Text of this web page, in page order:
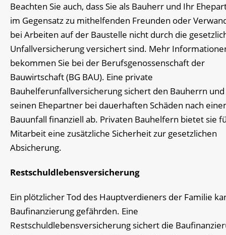
Beachten Sie auch, dass Sie als Bauherr und Ihr
im Gegensatz zu mithelfenden Freunden oder
bei Arbeiten auf der Baustelle nicht durch die
Unfallversicherung versichert sind. Mehr
bekommen Sie bei der Berufsgenossenschaft der
Bauwirtschaft (BG BAU). Eine private
Bauhelferunfallversicherung sichert den Bauherrn und
seinen Ehepartner bei dauerhaften Schäden nach
Bauunfall finanziell ab. Privaten Bauhelfern bietet sie
Mitarbeit eine zusätzliche Sicherheit zur gesetzlichen
Absicherung.
Restschuldlebensversicherung
Ein plötzlicher Tod des Hauptverdieners der Familie
Baufinanzierung gefährden. Eine
Restschuldlebensversicherung sichert die